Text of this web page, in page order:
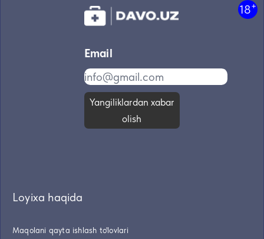
18+
Email
Yangiliklardan xabar
olish
Loyixa haqida
Maqolani qayta ishlash to'lovlari